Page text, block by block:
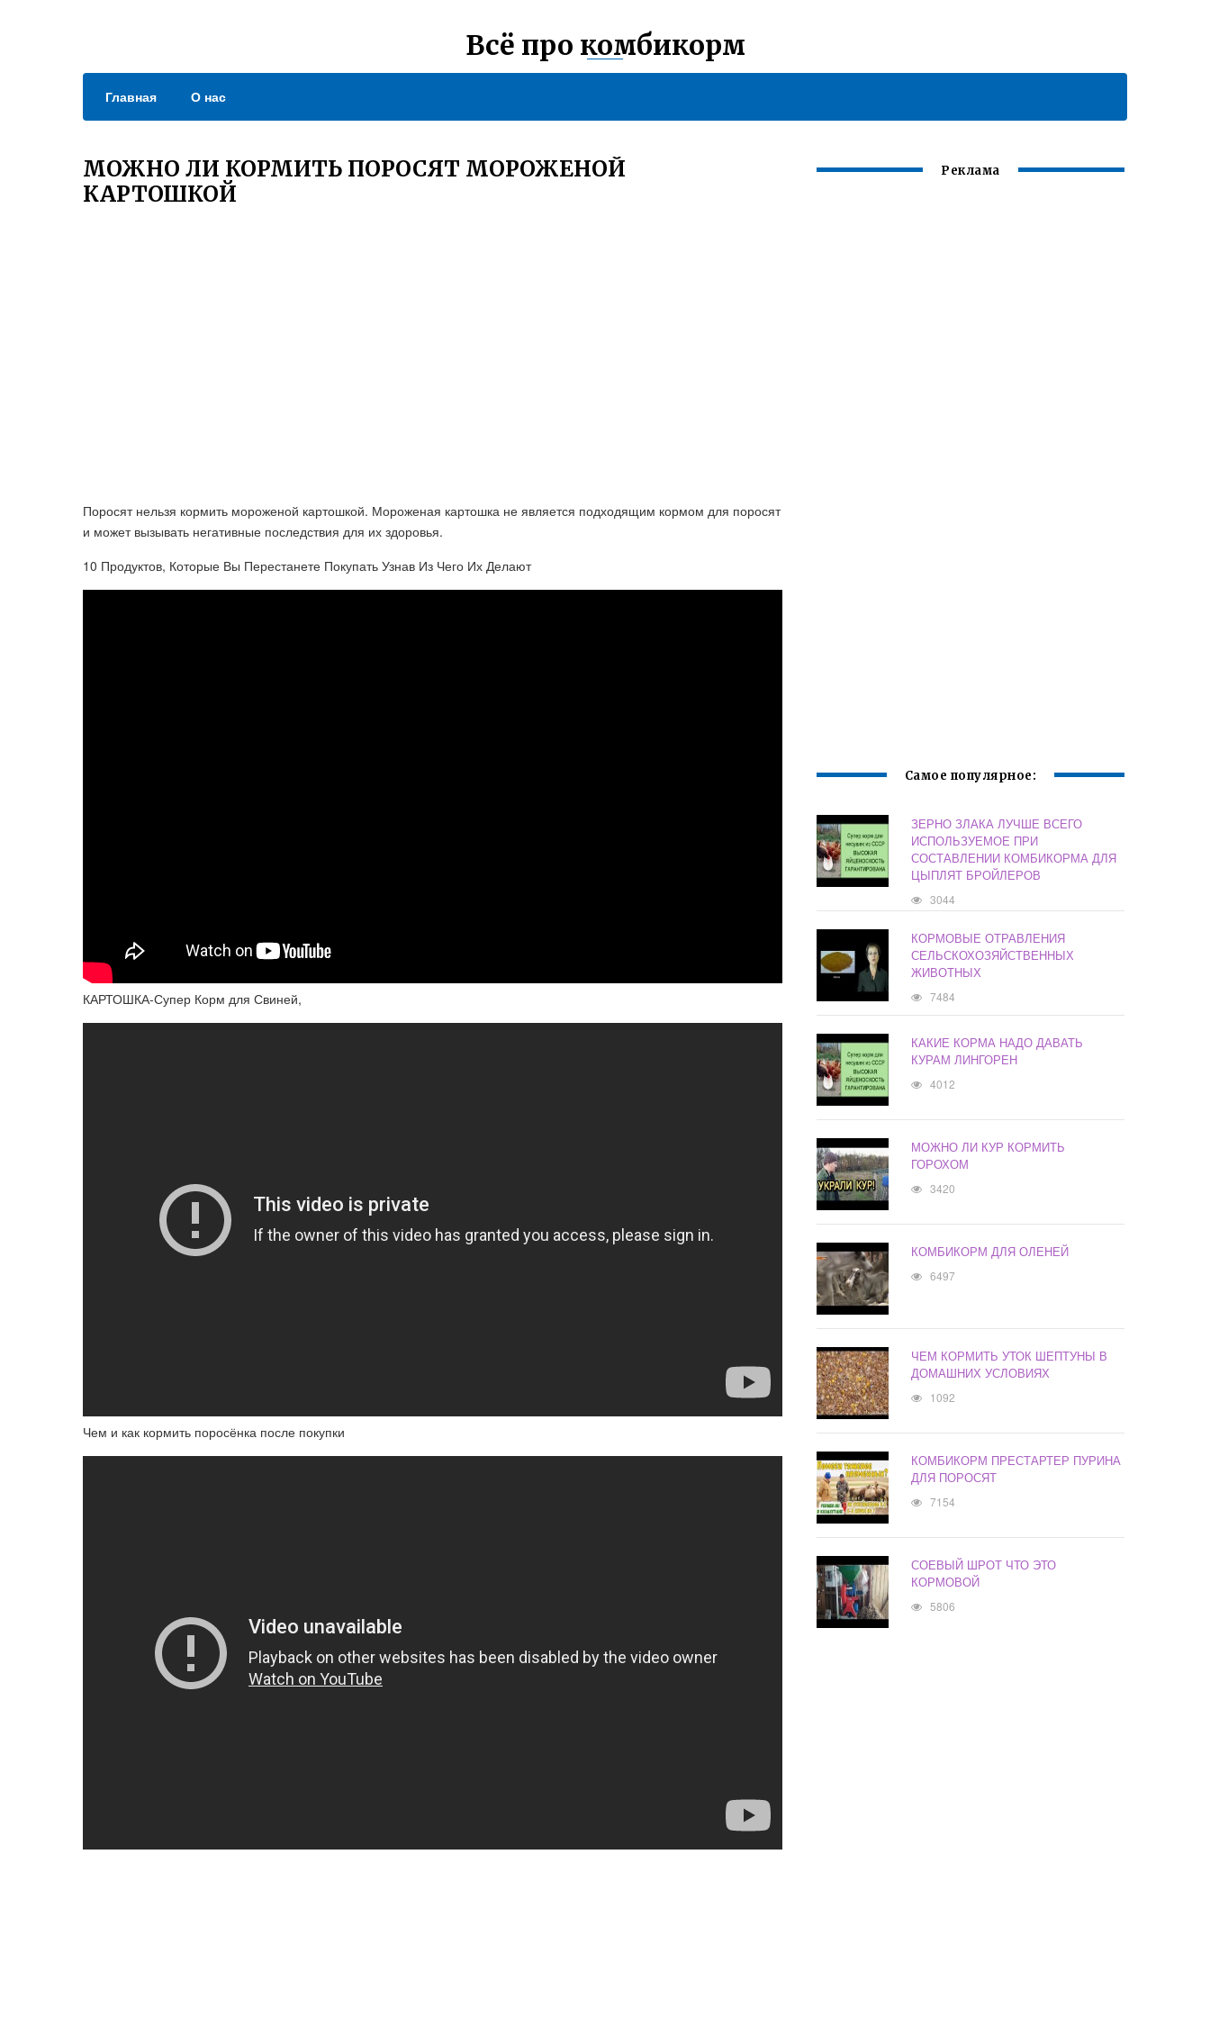
Всё про комбикорм
Главная О нас
МОЖНО ЛИ КОРМИТЬ ПОРОСЯТ МОРОЖЕНОЙ
КАРТОШКОЙ
Поросят нельзя кормить мороженой картошкой. Мороженая картошка не является подходящим кормом для поросят
и может вызывать негативные последствия для их здоровья.
10 Продуктов, Которые Вы Перестанете Покупать Узнав Из Чего Их Делают
КАРТОШКА-Супер Корм для Свиней,
Чем и как кормить поросёнка после покупки
Реклама
Самое популярное:
ЗЕРНО ЗЛАКА ЛУЧШЕ ВСЕГО
ИСПОЛЬЗУЕМОЕ ПРИ
СОСТАВЛЕНИИ КОМБИКОРМА ДЛЯ
ЦЫПЛЯТ БРОЙЛЕРОВ
3044
КОРМОВЫЕ ОТРАВЛЕНИЯ
СЕЛЬСКОХОЗЯЙСТВЕННЫХ
ЖИВОТНЫХ
7484
КАКИЕ КОРМА НАДО ДАВАТЬ
КУРАМ ЛИНГОРЕН
4012
МОЖНО ЛИ КУР КОРМИТЬ
ГОРОХОМ
3420
КОМБИКОРМ ДЛЯ ОЛЕНЕЙ
6497
ЧЕМ КОРМИТЬ УТОК ШЕПТУНЫ В
ДОМАШНИХ УСЛОВИЯХ
1092
КОМБИКОРМ ПРЕСТАРТЕР ПУРИНА
ДЛЯ ПОРОСЯТ
7154
СОЕВЫЙ ШРОТ ЧТО ЭТО
КОРМОВОЙ
5806